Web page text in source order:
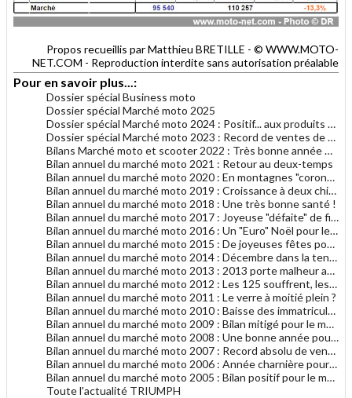
Propos recueillis par Matthieu BRETILLE - © WWW.MOTO-
NET.COM - Reproduction interdite sans autorisation préalable
Pour en savoir plus...:
Dossier spécial Business moto
Dossier spécial Marché moto 2025
Dossier spécial Marché moto 2024 : Positif... aux produits Euro5
Dossier spécial Marché moto 2023 : Record de ventes de grosses motos
Bilans Marché moto et scooter 2022 : Très bonne année malgré tout
Bilan annuel du marché moto 2021 : Retour au deux-temps
Bilan annuel du marché moto 2020 : En montagnes "coronavi-russes"
Bilan annuel du marché moto 2019 : Croissance à deux chiffres
Bilan annuel du marché moto 2018 : Une très bonne santé !
Bilan annuel du marché moto 2017 : Joyeuse "défaite" de fin d'année
Bilan annuel du marché moto 2016 : Un "Euro" Noël pour le marché moto
Bilan annuel du marché moto 2015 : De joyeuses fêtes pour le marché moto
Bilan annuel du marché moto 2014 : Décembre dans la tendance générale 2014
Bilan annuel du marché moto 2013 : 2013 porte malheur au marché du motocycle
Bilan annuel du marché moto 2012 : Les 125 souffrent, les gros cubes résistent
Bilan annuel du marché moto 2011 : Le verre à moitié plein ?
Bilan annuel du marché moto 2010 : Baisse des immatriculations en 2010
Bilan annuel du marché moto 2009 : Bilan mitigé pour le marché français de la moto
Bilan annuel du marché moto 2008 : Une bonne année pour le motocycle en France
Bilan annuel du marché moto 2007 : Record absolu de ventes de motocycles en France !
Bilan annuel du marché moto 2006 : Année charnière pour les deux-roues en France ?
Bilan annuel du marché moto 2005 : Bilan positif pour le marché de la moto
Toute l'actualité TRIUMPH